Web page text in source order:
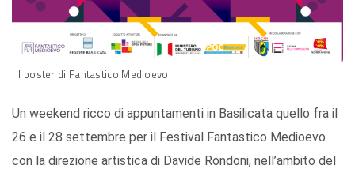
Il poster di Fantastico Medioevo
Un weekend ricco di appuntamenti in Basilicata quello fra il
26 e il 28 settembre per il Festival Fantastico Medioevo
con la direzione artistica di Davide Rondoni, nell’ambito del